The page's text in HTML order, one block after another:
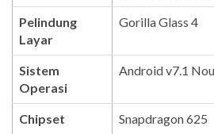
Pelindung
Layar
Gorilla Glass 4
Sistem
Operasi
Android v7.1
Chipset Snapdragon 625